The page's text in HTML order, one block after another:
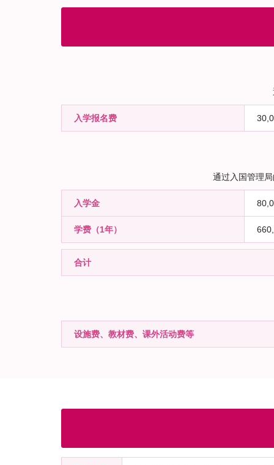
入学报名费
通过入国管理
入学金
学费（1年）
合计
设施费、教材费、课外活动费等